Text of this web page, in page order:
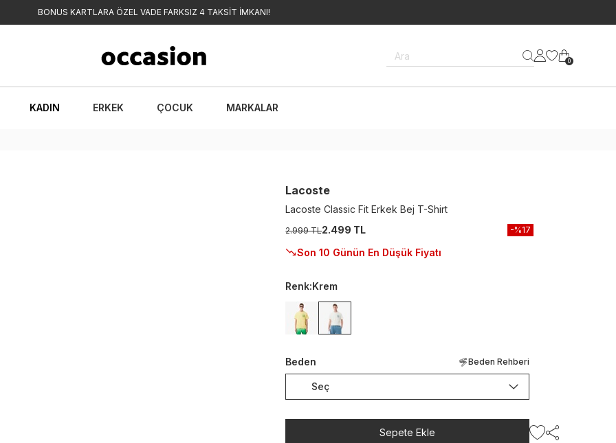
BONUS KARTLARA ÖZEL VADE FARKSIZ 4 TAKSİT İMKANI!
Ara 0
KADIN ERKEK ÇOCUK MARKALAR
Lacoste
Lacoste Classic Fit Erkek Bej T-Shirt
2.999 TL2.499 TL -%17
Son 10 Günün En Düşük Fiyatı
Renk:Krem
Beden Beden Rehberi
Seç
Sepete Ekle